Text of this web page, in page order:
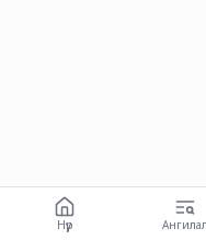
Нүүр Ангилал